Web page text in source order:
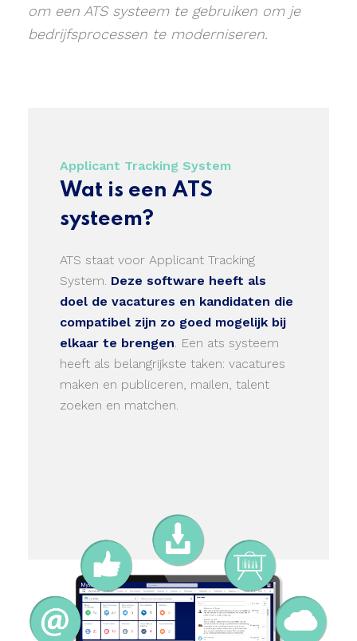
om een ATS systeem te gebruiken om je
bedrijfsprocessen te moderniseren.
Applicant Tracking System
Wat is een ATS
systeem?
ATS staat voor Applicant Tracking
System. Deze software heeft als
doel de vacatures en kandidaten die
compatibel zijn zo goed mogelijk bij
elkaar te brengen. Een ats systeem
heeft als belangrijkste taken: vacatures
maken en publiceren, mailen, talent
zoeken en matchen.